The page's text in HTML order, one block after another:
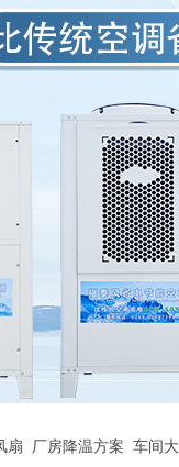
扇 厂房降温方案 车间